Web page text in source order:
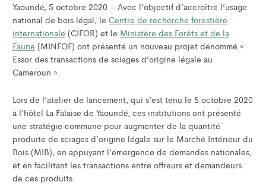
Yaoundé, 5 octobre 2020 – Avec l’objectif d’accroître l’usage
national de bois légal, le Centre de recherche forestière
internationale (CIFOR) et le Ministère des Forêts et de la
Faune (MINFOF) ont présenté un nouveau projet dénommé «
Essor des transactions de sciages d’origine légale au
Cameroun ».
Lors de l’atelier de lancement, qui s’est tenu le 5 octobre 2020
à l’hôtel La Falaise de Yaoundé, ces institutions ont présenté
une stratégie commune pour augmenter de la quantité
produite de sciages d’origine légale sur le Marché Intérieur du
Bois (MIB), en appuyant l’émergence de demandes nationales,
et en facilitant les transactions entre offreurs et demandeurs
de ces produits.